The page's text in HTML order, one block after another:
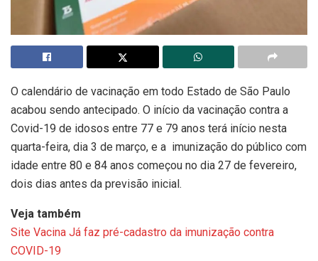
O calendário de vacinação em todo Estado de São Paulo
acabou sendo antecipado. O início da vacinação contra a
Covid-19 de idosos entre 77 e 79 anos terá início nesta
quarta-feira, dia 3 de março, e a imunização do público com
idade entre 80 e 84 anos começou no dia 27 de fevereiro,
dois dias antes da previsão inicial.
Veja também
Site Vacina Já faz pré-cadastro da imunização contra
COVID-19